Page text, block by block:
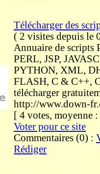
Télécharger des
( 2 visites depuis le
Annuaire de scripts
PERL, JSP,
PYTHON, XML,
FLASH, C & C++,
télécharger
http://www.down-
[ 4 votes,
Voter pour ce site
Commentaires (0) :
Rédiger